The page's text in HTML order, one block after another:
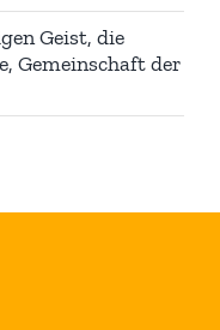
Geist, die
Gemeinschaft der